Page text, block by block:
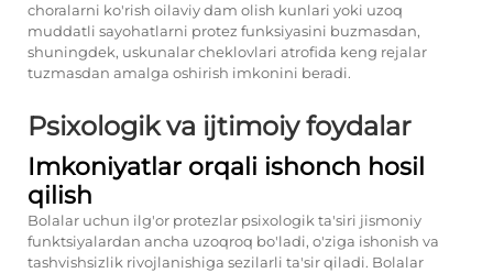
choralarni ko'rish oilaviy dam olish kunlari yoki uzoq
muddatli sayohatlarni protеz funksiyasini buzmasdan,
shuningdek, uskunalar cheklovlari atrofida keng rejalar
tuzmasdan amalga oshirish imkonini beradi.
Psixologik va ijtimoiy foydalar
Imkoniyatlar orqali ishonch hosil
qilish
Bolalar uchun ilg'or protezlar psixologik ta'siri jismoniy
funktsiyalardan ancha uzoqroq bo'ladi, o'ziga ishonish va
tashvishsizlik rivojlanishiga sezilarli ta'sir qiladi. Bolalar